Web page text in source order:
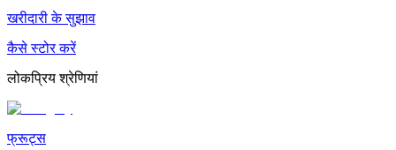
खरीदारी के सुझाव
कैसे स्टोर करें
लोकप्रिय श्रेणियां
फ्रूट्स